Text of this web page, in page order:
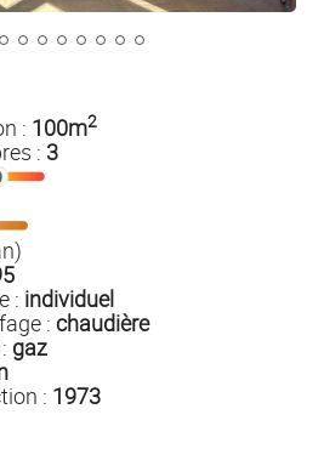
: 100m2
: 3
: individuel
:chaudière
gaz
: 1973